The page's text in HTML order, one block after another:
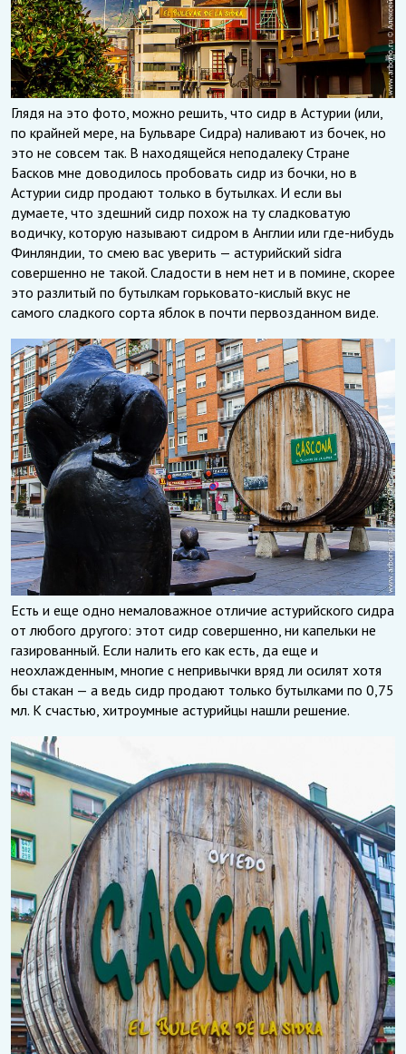
Глядя на это фото, можно решить, что сидр в Астурии (или,
по крайней мере, на Бульваре Сидра) наливают из бочек, но
это не совсем так. В находящейся неподалеку Стране
Басков мне доводилось пробовать сидр из бочки, но в
Астурии сидр продают только в бутылках. И если вы
думаете, что здешний сидр похож на ту сладковатую
водичку, которую называют сидром в Англии или где-нибудь
Финляндии, то смею вас уверить — астурийский sidra
совершенно не такой. Сладости в нем нет и в помине, скорее
это разлитый по бутылкам горьковато-кислый вкус не
самого сладкого сорта яблок в почти первозданном виде.
Есть и еще одно немаловажное отличие астурийского сидра
от любого другого: этот сидр совершенно, ни капельки не
газированный. Если налить его как есть, да еще и
неохлажденным, многие с непривычки вряд ли осилят хотя
бы стакан — а ведь сидр продают только бутылками по 0,75
мл. К счастью, хитроумные астурийцы нашли решение.